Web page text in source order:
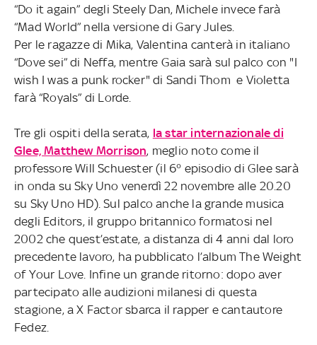
“Do it again” degli Steely Dan, Michele invece farà
“Mad World” nella versione di Gary Jules.
Per le ragazze di Mika, Valentina canterà in italiano
“Dove sei” di Neffa, mentre Gaia sarà sul palco con "I
wish I was a punk rocker" di Sandi Thom e Violetta
farà “Royals” di Lorde.
Tre gli ospiti della serata, la star internazionale di
Glee, Matthew Morrison, meglio noto come il
professore Will Schuester (il 6° episodio di Glee sarà
in onda su Sky Uno venerdì 22 novembre alle 20.20
su Sky Uno HD). Sul palco anche la grande musica
degli Editors, il gruppo britannico formatosi nel
2002 che quest’estate, a distanza di 4 anni dal loro
precedente lavoro, ha pubblicato l’album The Weight
of Your Love. Infine un grande ritorno: dopo aver
partecipato alle audizioni milanesi di questa
stagione, a X Factor sbarca il rapper e cantautore
Fedez.